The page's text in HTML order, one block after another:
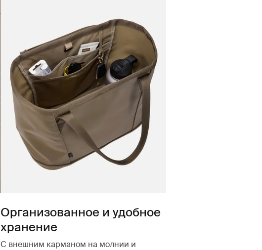
Организованное и удобное
хранение
С внешним карманом на молнии и